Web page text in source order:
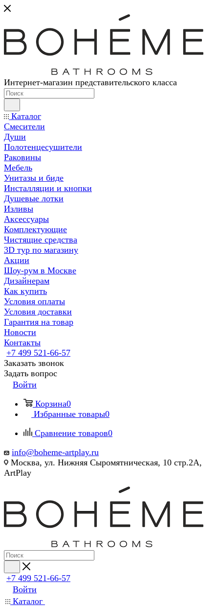
Интернет-магазин представительского класса
Каталог
Смесители
Души
Полотенцесушители
Раковины
Мебель
Унитазы и биде
Инсталляции и кнопки
Душевые лотки
Изливы
Аксессуары
Комплектующие
Чистящие средства
3D тур по магазину
Акции
Шоу-рум в Москве
Дизайнерам
Как купить
Условия оплаты
Условия доставки
Гарантия на товар
Новости
Контакты
+7 499 521-66-57
Заказать звонок
Задать вопрос
Войти
Корзина0
Избранные товары0
Сравнение товаров0
info@boheme-artplay.ru
Москва, ул. Нижняя Сыромятническая, 10 стр.2А,
ArtPlay
+7 499 521-66-57
Войти
Каталог